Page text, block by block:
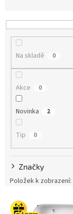
n
Na skladě 0
Akce 0
Novinka 2
Tip 0
Značky
Položek k zobrazení: